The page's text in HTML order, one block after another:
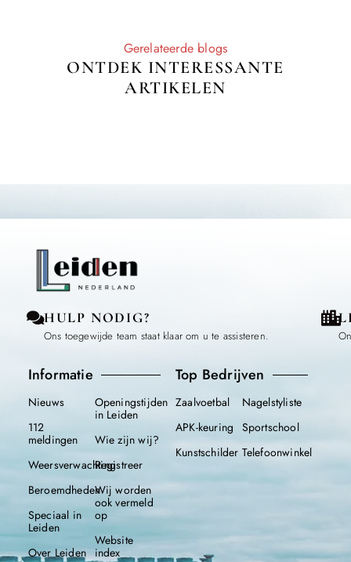
Gerelateerde blogs
ONTDEK INTERESSANTE
ARTIKELEN
HULP NODIG?
Ons toegewijde team staat klaar om u te assisteren.
Informatie
Nieuws
112
meldingen
Weersverwachting
Beroemdheden
Speciaal in
Leiden
Over Leiden
Openingstijden
in Leiden
Wie zijn wij?
Registreer
Wij worden
ook vermeld
op
Website
index
Top Bedrijven
Zaalvoetbal
APK-keuring
Kunstschilder
Nagelstyliste
Sportschool
Telefoonwinkel